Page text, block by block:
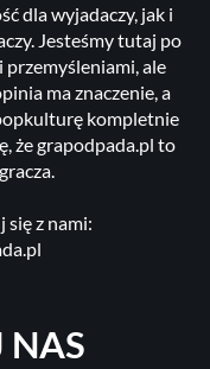
dla wyjadaczy, jak i
Jesteśmy tutaj po
przemyśleniami, ale
ma znaczenie, a
kompletnie
że grapodpada.pl to
się z nami:
NAS